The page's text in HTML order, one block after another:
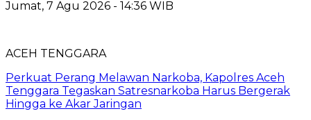
Jumat, 7 Agu 2026 - 14:36 WIB
ACEH TENGGARA
Perkuat Perang Melawan Narkoba, Kapolres Aceh
Tenggara Tegaskan Satresnarkoba Harus Bergerak
Hingga ke Akar Jaringan